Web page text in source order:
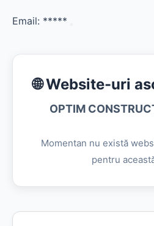
Email: *****
🌐 Website-uri
OPTIM
Momentan nu există
pentru